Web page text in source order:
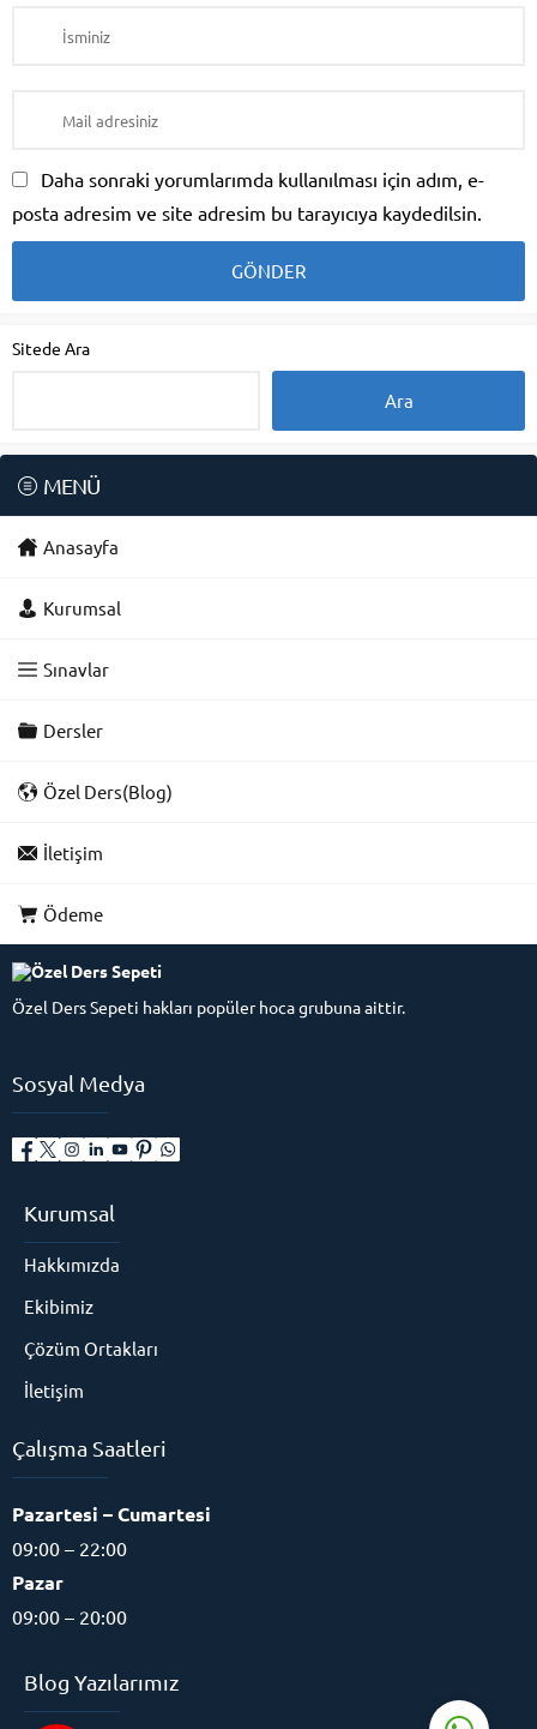
Daha sonraki yorumlarımda kullanılması için adım, e-
posta adresim ve site adresim bu tarayıcıya kaydedilsin.
Sitede Ara
MENÜ
Anasayfa
Kurumsal
Sınavlar
Dersler
Özel Ders(Blog)
İletişim
Ödeme
Özel Ders Sepeti hakları popüler hoca grubuna aittir.
Sosyal Medya
Kurumsal
Hakkımızda
Ekibimiz
Çözüm Ortakları
İletişim
Çalışma Saatleri
Pazartesi – Cumartesi
09:00 – 22:00
Pazar
09:00 – 20:00
Blog Yazılarımız